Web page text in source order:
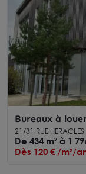
Bureaux à
indépendant
21/31 RUE
De 434 m² à 1
Dès 120 € /m²/